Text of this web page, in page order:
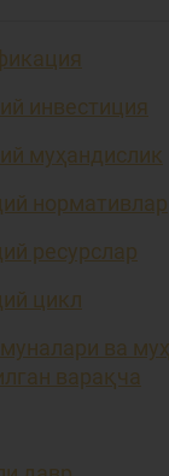
инвестиция
муҳандислик
нормативлар
ресурслар
цикл
ва
варақча